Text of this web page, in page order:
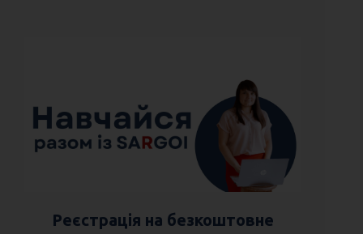
Реєстрація на безкоштовне